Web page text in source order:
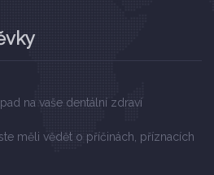
na vaše dentální zdraví
měli vědět o příčinách, příznacích